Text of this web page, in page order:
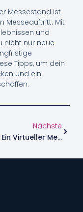
Messestand ist
Messeauftritt. Mit
und
nicht nur neue
Tipps, um dein
und ein
Nächste
Was Ist Ein Virtueller Messestand Und Wie Funktioniert Er?